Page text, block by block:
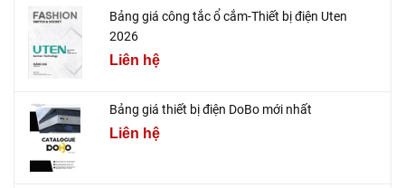
Bảng giá công tắc ổ cắm-Thiết bị điện Uten
2026
Liên hệ
Bảng giá thiết bị điện DoBo mới nhất
Liên hệ